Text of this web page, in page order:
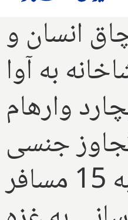
انسان و
به آوا
وارهام
جنسی
اسرائیل به 15 مسافر